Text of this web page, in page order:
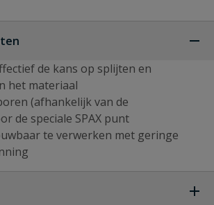
de kans op splijten en
het materiaal
(afhankelijk van de
de speciale SPAX punt
te verwerken met geringe